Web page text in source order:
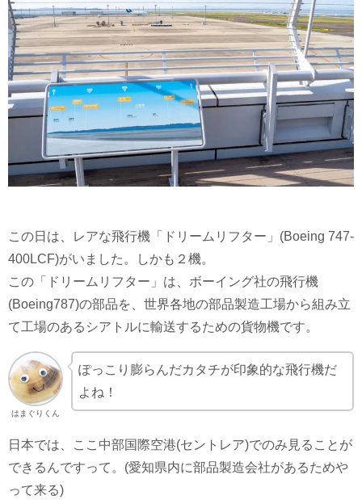
この日は、レアな飛行機「ドリームリフター」(Boeing 747-
400LCF)がいました。しかも２機。
この「ドリームリフター」は、ボーイング社の飛行機
(Boeing787)の部品を、世界各地の部品製造工場から組み立
て工場のあるシアトルに輸送するための貨物機です。
はまぐりくん
ぽっこり膨らんだカタチが印象的な飛行機だ
よね！
日本では、ここ中部国際空港(セントレア)でのみ見ることが
できるんですって。(愛知県内に部品製造会社があるためや
って来る)